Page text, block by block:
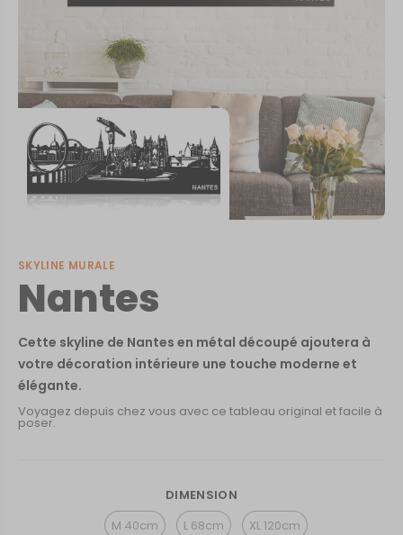
SKYLINE MURALE
Nantes
Cette skyline de Nantes en métal découpé ajoutera à
votre décoration intérieure une touche moderne et
élégante.
Voyagez depuis chez vous avec ce tableau original et facile à
poser.
DIMENSION
M 40cm
L 68cm XL 120cm